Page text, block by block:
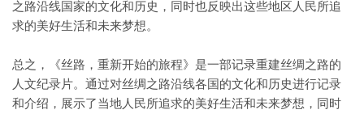
之路沿线国家的文化和历史，同时也反映出这些地区人民所追
求的美好生活和未来梦想。
总之，《丝路，重新开始的旅程》是一部记录重建丝绸之路的
人文纪录片。通过对丝绸之路沿线各国的文化和历史进行记录
和介绍，展示了当地人民所追求的美好生活和未来梦想，同时